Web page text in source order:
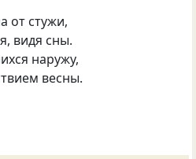
от стужи,
видя сны.
наружу,
весны.